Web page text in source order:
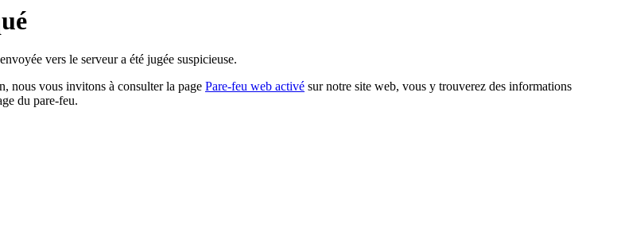
vers le serveur a été jugée suspicieuse.
nous vous invitons à consulter la page Pare-feu web activé sur notre site web, vous y trouverez des informations
du pare-feu.